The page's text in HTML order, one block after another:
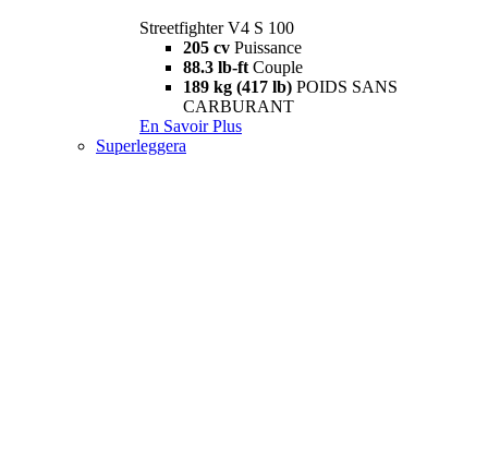
Streetfighter V4 S 100
205 cv Puissance
88.3 lb-ft Couple
189 kg (417 lb) POIDS SANS
CARBURANT
En Savoir Plus
Superleggera